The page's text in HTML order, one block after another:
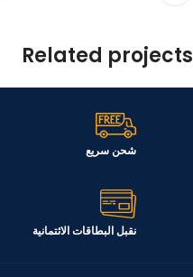
Related projects
eu mollis hac dignis
شحن سريع
نقبل البطاقات الائتمانية